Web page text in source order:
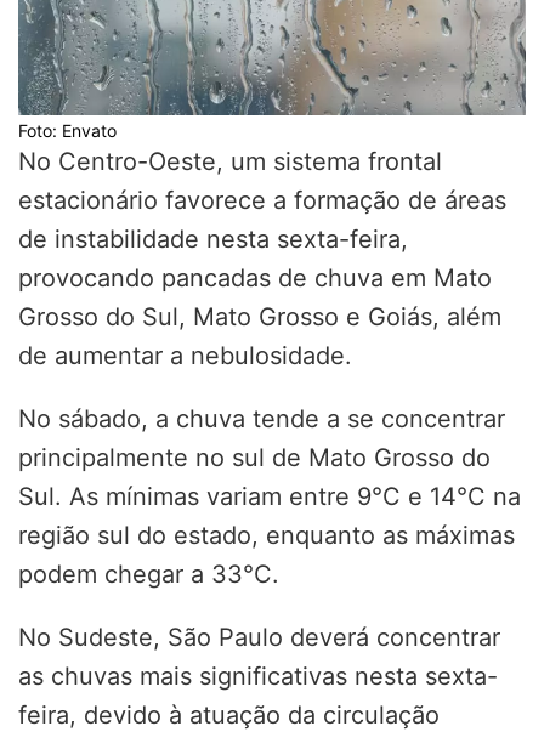
Foto: Envato
No Centro-Oeste, um sistema frontal
estacionário favorece a formação de áreas
de instabilidade nesta sexta-feira,
provocando pancadas de chuva em Mato
Grosso do Sul, Mato Grosso e Goiás, além
de aumentar a nebulosidade.
No sábado, a chuva tende a se concentrar
principalmente no sul de Mato Grosso do
Sul. As mínimas variam entre 9°C e 14°C na
região sul do estado, enquanto as máximas
podem chegar a 33°C.
No Sudeste, São Paulo deverá concentrar
as chuvas mais significativas nesta sexta-
feira, devido à atuação da circulação